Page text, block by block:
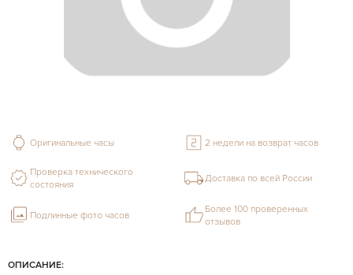
ОПИСАНИЕ:
Оригинальные часы 2 недели на возврат часов
Проверка технического
состояния
Доставка по всей России
Подлинные фото часов
Более 100 проверенных
отзывов